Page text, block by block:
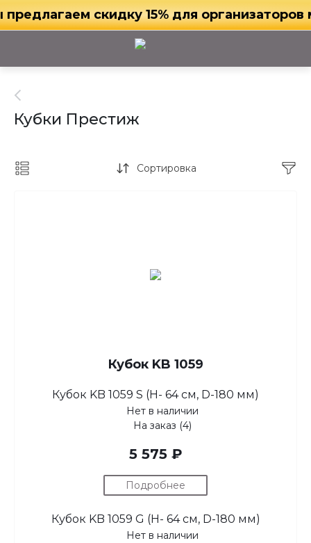
скидку 15% для организаторов
Кубки Престиж
Сортировка
Кубок KB 1059
Кубок KB 1059 S (H- 64 см, D-180 мм)
Нет в наличии
На заказ (4)
5 575 ₽
Подробнее
Кубок KB 1059 G (H- 64 см, D-180 мм)
Нет в наличии